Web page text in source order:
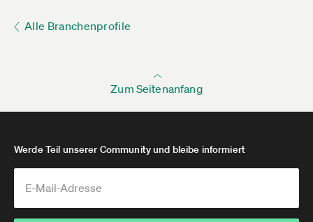
Alle Branchenprofile
Zum Seitenanfang
Werde Teil unserer Community und bleibe informiert